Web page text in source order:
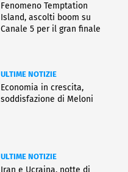
Fenomeno Temptation
Island, ascolti boom su
Canale 5 per il gran finale
ULTIME NOTIZIE
Economia in crescita,
soddisfazione di Meloni
ULTIME NOTIZIE
Iran e Ucraina, notte di